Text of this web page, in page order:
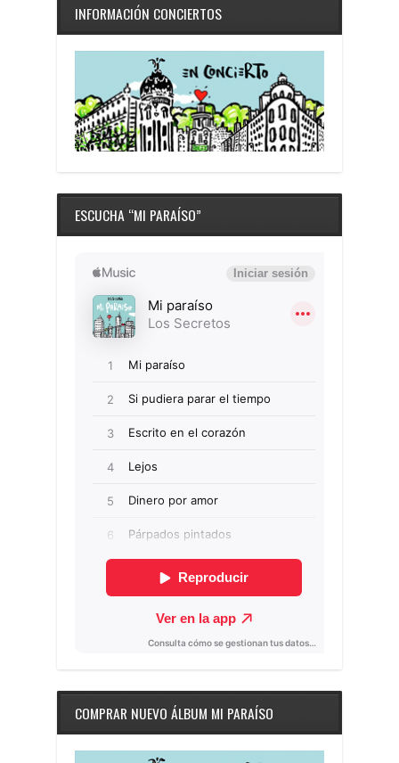
INFORMACIÓN CONCIERTOS
ESCUCHA “MI PARAÍSO”
COMPRAR NUEVO ÁLBUM MI PARAÍSO